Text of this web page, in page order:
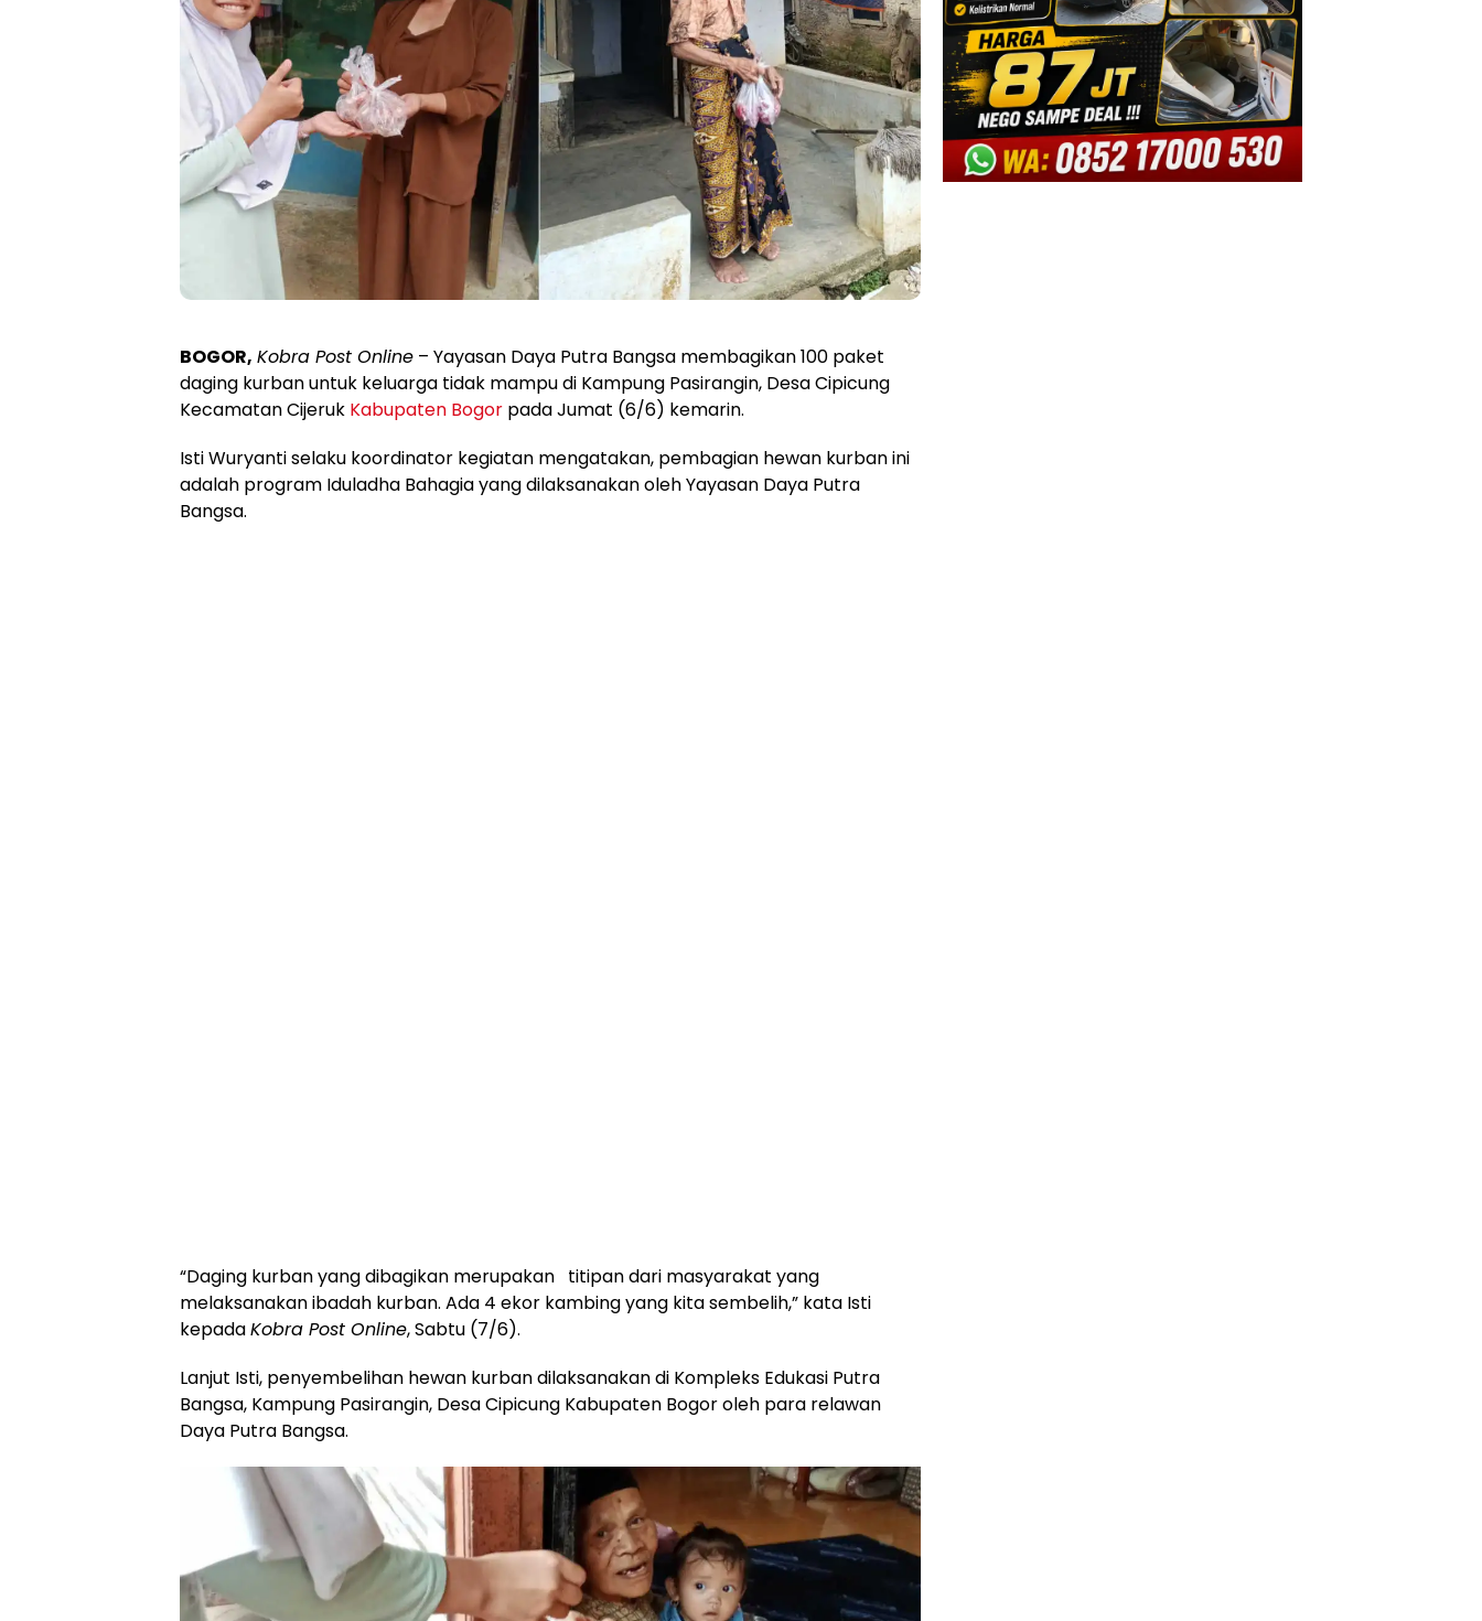
BOGOR, Kobra Post Online – Yayasan Daya Putra Bangsa membagikan 100 paket
daging kurban untuk keluarga tidak mampu di Kampung Pasirangin, Desa Cipicung
Kecamatan Cijeruk Kabupaten Bogor pada Jumat (6/6) kemarin.
Isti Wuryanti selaku koordinator kegiatan mengatakan, pembagian hewan kurban ini
adalah program Iduladha Bahagia yang dilaksanakan oleh Yayasan Daya Putra
Bangsa.
“Daging kurban yang dibagikan merupakan titipan dari masyarakat yang
melaksanakan ibadah kurban. Ada 4 ekor kambing yang kita sembelih,” kata Isti
kepadaKobra Post Online, Sabtu (7/6).
Lanjut Isti, penyembelihan hewan kurban dilaksanakan di Kompleks Edukasi Putra
Bangsa, Kampung Pasirangin, Desa Cipicung Kabupaten Bogor oleh para relawan
Daya Putra Bangsa.